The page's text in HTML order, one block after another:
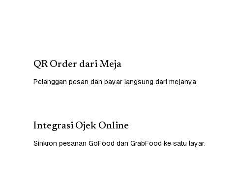
QR Order dari Meja
Pelanggan pesan dan bayar langsung dari mejanya.
Integrasi Ojek Online
Sinkron pesanan GoFood dan GrabFood ke satu layar.